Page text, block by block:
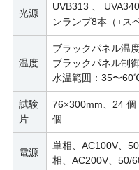
光源
UVB313 、
ンランプ8本（+ス
温度
ブラックパネル温
ブラックパネル制
水温範囲：35〜
試験
片
76×300mm、24
個
電源
単相、AC100V、
相、AC200V、50/